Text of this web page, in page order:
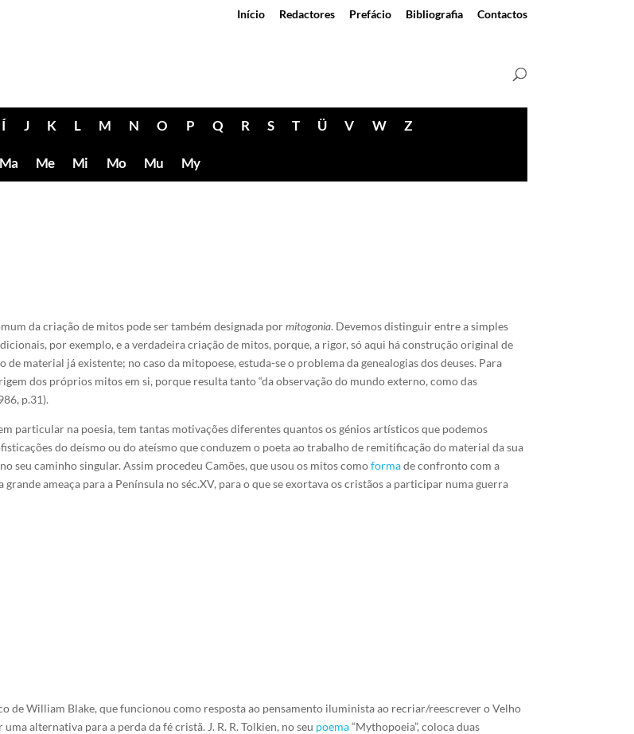
Início Redactores Prefácio Bibliografia Contactos
Í J K L M N O P Q R S T Ü V W Z
Ma Me Mi Mo Mu My
da criação de mitos pode ser também designada pormitogonia. Devemos distinguir entre a simples
por exemplo, e a verdadeira criação de mitos, porque, a rigor, só aqui há construção original de
material já existente; no caso da mitopoese, estuda-se o problema da genealogias dos deuses. Para
dos próprios mitos em si, porque resulta tanto “da observação do mundo externo, como das
p.31).
particular na poesia, tem tantas motivações diferentes quantos os génios artísticos que podemos
do deísmo ou do ateísmo que conduzem o poeta ao trabalho de remitificação do material da sua
seu caminho singular. Assim procedeu Camões, que usou os mitos comoformade confronto com a
ameaça para a Península no séc.XV, para o que se exortava os cristãos a participar numa guerra
de William Blake, que funcionou como resposta ao pensamento iluminista ao recriar/reescrever o Velho
alternativa para a perda da fé cristã. J. R. R. Tolkien, no seu poema“Mythopoeia”, coloca duas